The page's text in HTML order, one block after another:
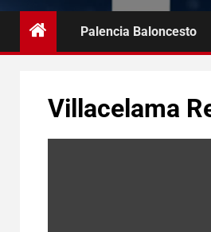
Palencia Baloncesto
Villacelama